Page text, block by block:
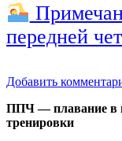
передней
Добавить
ППЧ — плавание в
тренировки